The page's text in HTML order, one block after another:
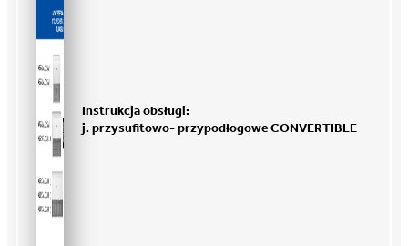
Instrukcja obsługi:
j. przysufitowo- przypodłogowe CONVERTIBLE